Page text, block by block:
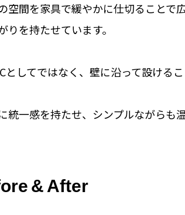
空間を家具で緩やかに仕切ることで
りを持たせています。
としてではなく、壁に沿って設ける
統一感を持たせ、シンプルながらも
After